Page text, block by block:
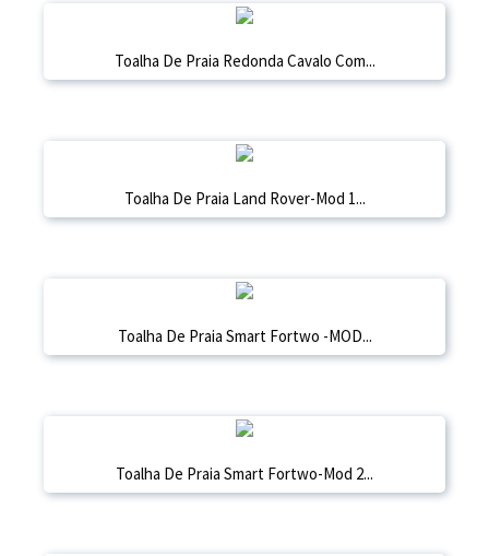
Toalha De Praia Redonda Cavalo Com...
Toalha De Praia Land Rover-Mod 1...
Toalha De Praia Smart Fortwo -MOD...
Toalha De Praia Smart Fortwo-Mod 2...